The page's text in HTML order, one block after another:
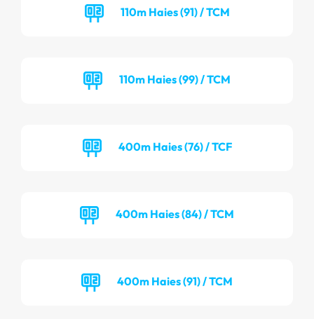
110m Haies (91) / TCM
110m Haies (99) / TCM
400m Haies (76) / TCF
400m Haies (84) / TCM
400m Haies (91) / TCM